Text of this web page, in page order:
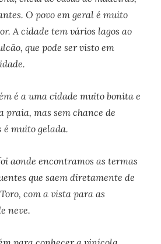
O povo em geral é muito
A cidade tem vários lagos ao
que pode ser visto em
é a uma cidade muito bonita e
praia, mas sem chance de
muito gelada.
aonde encontramos as termas
que saem diretamente de
com a vista para as
neve.